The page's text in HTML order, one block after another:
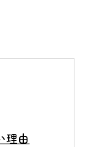
理由